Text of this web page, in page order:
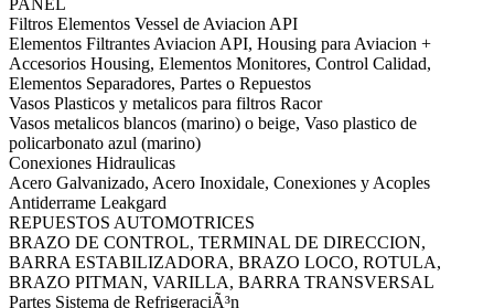
PANEL
Filtros Elementos Vessel de Aviacion API
Elementos Filtrantes Aviacion API, Housing para Aviacion +
Accesorios Housing, Elementos Monitores, Control Calidad,
Elementos Separadores, Partes o Repuestos
Vasos Plasticos y metalicos para filtros Racor
Vasos metalicos blancos (marino) o beige, Vaso plastico de
policarbonato azul (marino)
Conexiones Hidraulicas
Acero Galvanizado, Acero Inoxidale, Conexiones y Acoples
Antiderrame Leakgard
REPUESTOS AUTOMOTRICES
BRAZO DE CONTROL, TERMINAL DE DIRECCION,
BARRA ESTABILIZADORA, BRAZO LOCO, ROTULA,
BRAZO PITMAN, VARILLA, BARRA TRANSVERSAL
Partes Sistema de RefrigeraciÃ³n